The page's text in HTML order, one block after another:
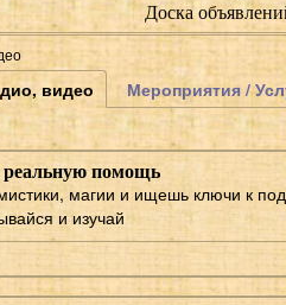
Доска
видео Мероприятия /
помощь
магии и ищешь ключи к
и изучай